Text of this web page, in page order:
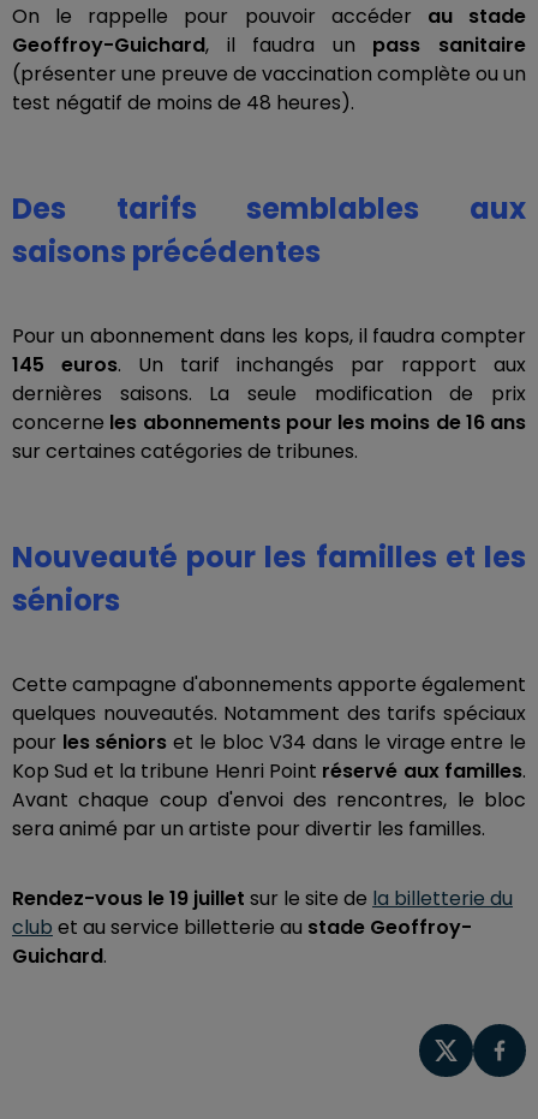
On le rappelle pour pouvoir accéder au stade
Geoffroy-Guichard, il faudra un pass sanitaire
(présenter une preuve de vaccination complète ou un
test négatif de moins de 48 heures).
Des tarifs semblables aux
saisons précédentes
Pour un abonnement dans les kops, il faudra compter
145 euros. Un tarif inchangés par rapport aux
dernières saisons. La seule modification de prix
concerne les abonnements pour les moins de 16 ans
sur certaines catégories de tribunes.
Nouveauté pour les familles et les
séniors
Cette campagne d'abonnements apporte également
quelques nouveautés. Notamment des tarifs spéciaux
pour les séniors et le bloc V34 dans le virage entre le
Kop Sud et la tribune Henri Point réservé aux familles.
Avant chaque coup d'envoi des rencontres, le bloc
sera animé par un artiste pour divertir les familles.
Rendez-vous le 19 juillet sur le site de la billetterie du
club et au service billetterie au stade Geoffroy-
Guichard.